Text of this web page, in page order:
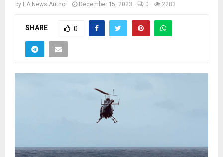
by EA News Author December 15, 2023 0 2283
SHARE 0